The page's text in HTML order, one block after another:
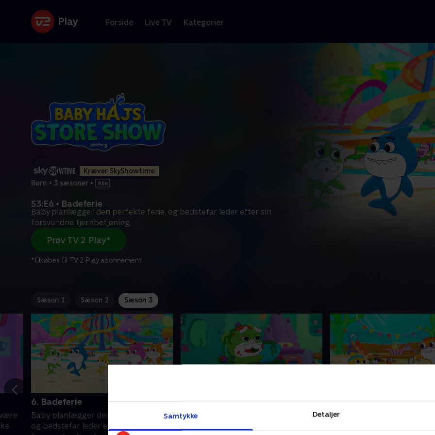
Samtykke Detaljer
Forside Live TV Kategorier
Kræver SkyShowtime
Børn • 3 sæsoner •
S3:E6 • Badeferie
Baby planlægger den perfekte ferie, og bedstefar leder efter sin
forsvundne fjernbetjening.
Prøv TV 2 Play*
*tilkøbes til TV 2 Play abonnement
Sæson 1 Sæson 2 Sæson 3
6. Badeferie
Baby planlægger den perfekte ferie,
og bedstefar leder efter sin
7. Bedste finnefjender
Baby og Shadow går sammen om at
Da en anden fisk fortæller